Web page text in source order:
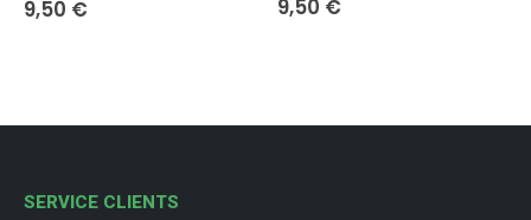
9,50 € 9,50 €
SERVICE CLIENTS